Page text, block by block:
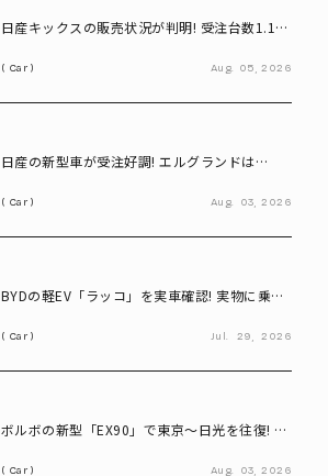
日産キックスの販売状況が判明! 受注台数1.1台
Car Aug. 05, 2026
日産の新型車が受注好調! エルグランドは
Car Aug. 03, 2026
BYDの軽EV「ラッコ」を実車確認! 実物に乗り
Car Jul. 29, 2026
ボルボの新型「EX90」で東京～日光を往復! い
Car Aug. 03, 2026